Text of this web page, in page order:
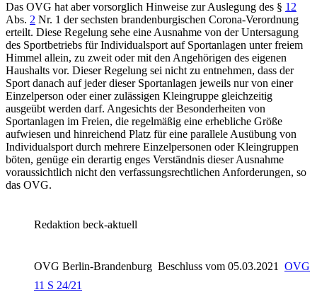
Das OVG hat aber vorsorglich Hinweise zur Auslegung des § 12
Abs. 2 Nr. 1 der sechsten brandenburgischen Corona-Verordnung
erteilt. Diese Regelung sehe eine Ausnahme von der Untersagung
des Sportbetriebs für Individualsport auf Sportanlagen unter freiem
Himmel allein, zu zweit oder mit den Angehörigen des eigenen
Haushalts vor. Dieser Regelung sei nicht zu entnehmen, dass der
Sport danach auf jeder dieser Sportanlagen jeweils nur von einer
Einzelperson oder einer zulässigen Kleingruppe gleichzeitig
ausgeübt werden darf. Angesichts der Besonderheiten von
Sportanlagen im Freien, die regelmäßig eine erhebliche Größe
aufwiesen und hinreichend Platz für eine parallele Ausübung von
Individualsport durch mehrere Einzelpersonen oder Kleingruppen
böten, genüge ein derartig enges Verständnis dieser Ausnahme
voraussichtlich nicht den verfassungsrechtlichen Anforderungen, so
das OVG.
Redaktion beck-aktuell
OVG Berlin-Brandenburg Beschluss vom 05.03.2021
OVG
11 S 24/21